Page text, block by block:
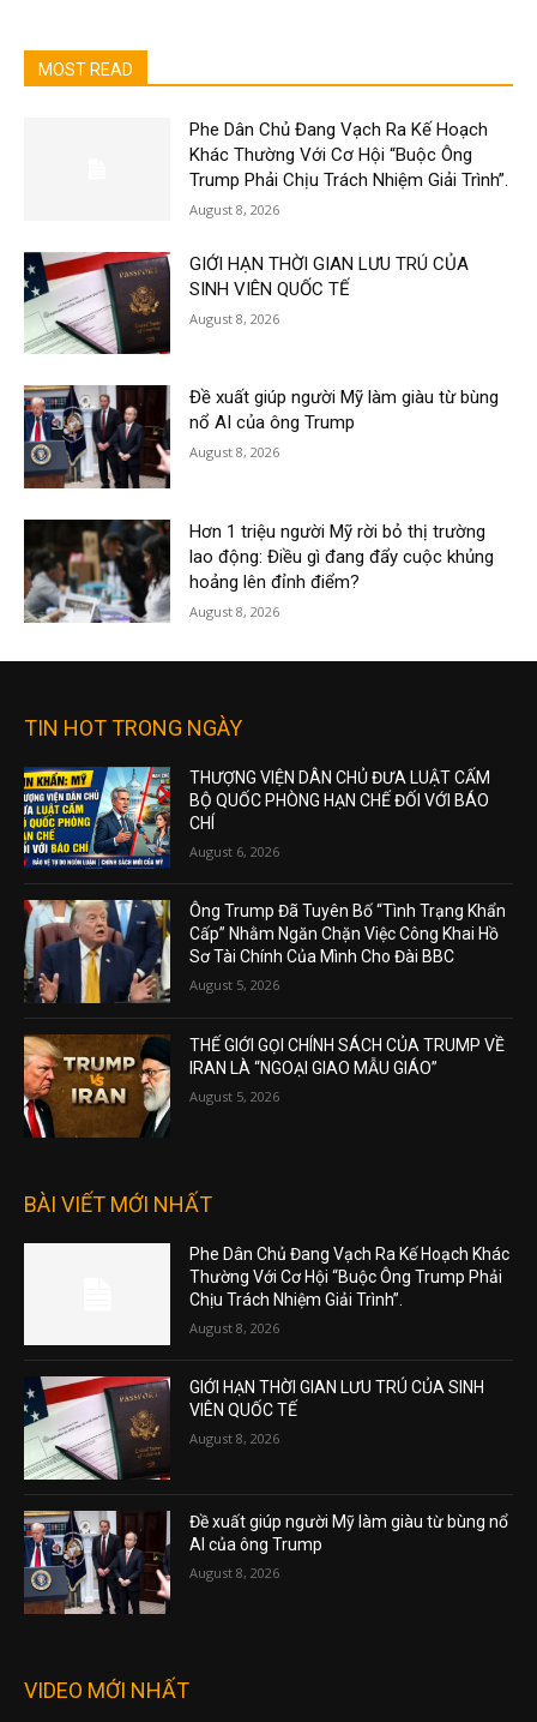
MOST READ
Phe Dân Chủ Đang Vạch Ra Kế Hoạch
Khác Thường Với Cơ Hội “Buộc Ông
Trump Phải Chịu Trách Nhiệm Giải Trình”.
August 8, 2026
GIỚI HẠN THỜI GIAN LƯU TRÚ CỦA
SINH VIÊN QUỐC TẾ
August 8, 2026
Đề xuất giúp người Mỹ làm giàu từ bùng
nổ AI của ông Trump
August 8, 2026
Hơn 1 triệu người Mỹ rời bỏ thị trường
lao động: Điều gì đang đẩy cuộc khủng
hoảng lên đỉnh điểm?
August 8, 2026
TIN HOT TRONG NGÀY
THƯỢNG VIỆN DÂN CHỦ ĐƯA LUẬT CẤM
BỘ QUỐC PHÒNG HẠN CHẾ ĐỐI VỚI BÁO
CHÍ
August 6, 2026
Ông Trump Đã Tuyên Bố “Tình Trạng Khẩn
Cấp” Nhằm Ngăn Chặn Việc Công Khai Hồ
Sơ Tài Chính Của Mình Cho Đài BBC
August 5, 2026
THẾ GIỚI GỌI CHÍNH SÁCH CỦA TRUMP VỀ
IRAN LÀ “NGOẠI GIAO MẪU GIÁO”
August 5, 2026
BÀI VIẾT MỚI NHẤT
Phe Dân Chủ Đang Vạch Ra Kế Hoạch Khác
Thường Với Cơ Hội “Buộc Ông Trump Phải
Chịu Trách Nhiệm Giải Trình”.
August 8, 2026
GIỚI HẠN THỜI GIAN LƯU TRÚ CỦA SINH
VIÊN QUỐC TẾ
August 8, 2026
Đề xuất giúp người Mỹ làm giàu từ bùng nổ
AI của ông Trump
August 8, 2026
VIDEO MỚI NHẤT